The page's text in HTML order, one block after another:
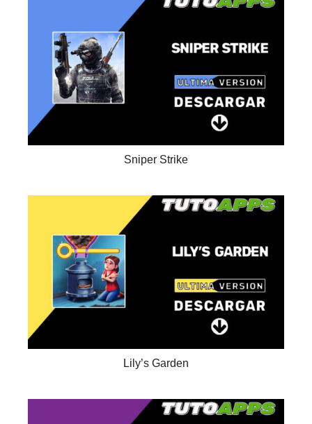
Sniper Strike
Lily’s Garden